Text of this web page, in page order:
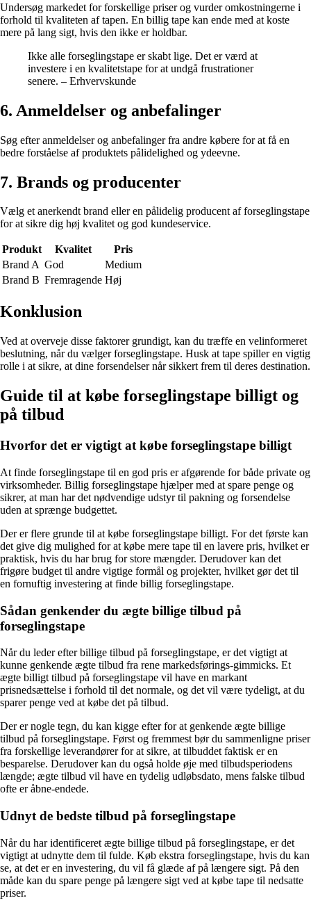
Undersøg markedet for forskellige priser og vurder omkostningerne i
forhold til kvaliteten af tapen. En billig tape kan ende med at koste
mere på lang sigt, hvis den ikke er holdbar.
Ikke alle forseglingstape er skabt lige. Det er værd at
investere i en kvalitetstape for at undgå frustrationer
senere. – Erhvervskunde
6. Anmeldelser og anbefalinger
Søg efter anmeldelser og anbefalinger fra andre købere for at få en
bedre forståelse af produktets pålidelighed og ydeevne.
7. Brands og producenter
Vælg et anerkendt brand eller en pålidelig producent af forseglingstape
for at sikre dig høj kvalitet og god kundeservice.
Produkt Kvalitet
Pris
Brand A God
Medium
Brand B Fremragende Høj
Konklusion
Ved at overveje disse faktorer grundigt, kan du træffe en velinformeret
beslutning, når du vælger forseglingstape. Husk at tape spiller en vigtig
rolle i at sikre, at dine forsendelser når sikkert frem til deres destination.
Guide til at købe forseglingstape billigt og
på tilbud
Hvorfor det er vigtigt at købe forseglingstape billigt
At finde forseglingstape til en god pris er afgørende for både private og
virksomheder. Billig forseglingstape hjælper med at spare penge og
sikrer, at man har det nødvendige udstyr til pakning og forsendelse
uden at sprænge budgettet.
Der er flere grunde til at købe forseglingstape billigt. For det første kan
det give dig mulighed for at købe mere tape til en lavere pris, hvilket er
praktisk, hvis du har brug for store mængder. Derudover kan det
frigøre budget til andre vigtige formål og projekter, hvilket gør det til
en fornuftig investering at finde billig forseglingstape.
Sådan genkender du ægte billige tilbud på
forseglingstape
Når du leder efter billige tilbud på forseglingstape, er det vigtigt at
kunne genkende ægte tilbud fra rene markedsførings-gimmicks. Et
ægte billigt tilbud på forseglingstape vil have en markant
prisnedsættelse i forhold til det normale, og det vil være tydeligt, at du
sparer penge ved at købe det på tilbud.
Der er nogle tegn, du kan kigge efter for at genkende ægte billige
tilbud på forseglingstape. Først og fremmest bør du sammenligne priser
fra forskellige leverandører for at sikre, at tilbuddet faktisk er en
besparelse. Derudover kan du også holde øje med tilbudsperiodens
længde; ægte tilbud vil have en tydelig udløbsdato, mens falske tilbud
ofte er åbne-endede.
Udnyt de bedste tilbud på forseglingstape
Når du har identificeret ægte billige tilbud på forseglingstape, er det
vigtigt at udnytte dem til fulde. Køb ekstra forseglingstape, hvis du kan
se, at det er en investering, du vil få glæde af på længere sigt. På den
måde kan du spare penge på længere sigt ved at købe tape til nedsatte
priser.